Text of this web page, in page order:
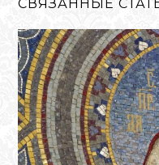
СВЯЗАННЫЕ